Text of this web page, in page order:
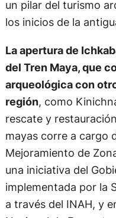
un pilar del turismo
los inicios de la
La apertura de
del Tren Maya, que
arqueológica con
región, como
rescate y
mayas corre a cargo
Mejoramiento de
una iniciativa del
implementada por la
a través del INAH, y